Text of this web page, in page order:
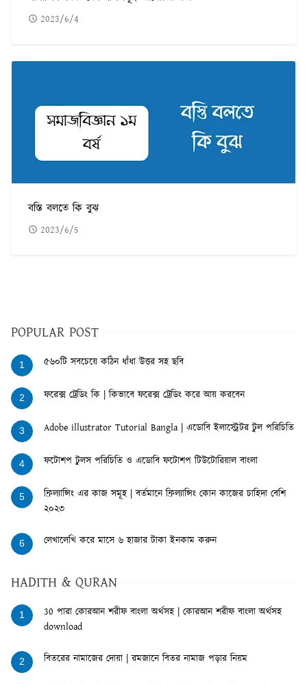
2023/6/4
বস্তি বলতে কি বুঝ
2023/6/5
POPULAR POST
1 ৫৬০টি সবচেয়ে কঠিন ধাঁধা উত্তর সহ ছবি
2 ফরেক্স ট্রেডিং কি | কিভাবে ফরেক্স ট্রেডিং করে আয় করবেন
3 Adobe illustrator Tutorial Bangla | এডোবি ইলাস্ট্রেটর টুল পরিচিতি
4 ফটোশপ টুলস পরিচিতি ও এডোবি ফটোশপ টিউটোরিয়াল বাংলা
5
ফ্রিল্যান্সিং এর কাজ সমূহ | বর্তমানে ফ্রিল্যান্সিং কোন কাজের চাহিদা বেশি
২০২৩
6 লেখালেখি করে মাসে ৬ হাজার টাকা ইনকাম করুন
HADITH & QURAN
1
30 পারা কোরআন শরীফ বাংলা অর্থসহ | কোরআন শরীফ বাংলা অর্থসহ
download
2 বিতরের নামাজের দোয়া | রমজানে বিতর নামাজ পড়ার নিয়ম